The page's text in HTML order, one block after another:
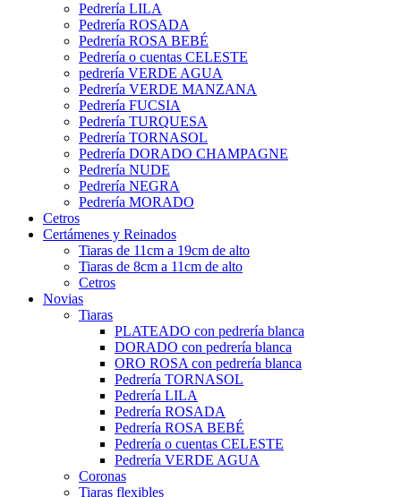
Pedrería LILA
Pedrería ROSADA
Pedrería ROSA BEBÉ
Pedrería o cuentas CELESTE
pedrería VERDE AGUA
Pedrería VERDE MANZANA
Pedrería FUCSIA
Pedrería TURQUESA
Pedrería TORNASOL
Pedrería DORADO CHAMPAGNE
Pedrería NUDE
Pedrería NEGRA
Pedrería MORADO
Cetros
Certámenes y Reinados
Tiaras de 11cm a 19cm de alto
Tiaras de 8cm a 11cm de alto
Cetros
Novias
Tiaras
PLATEADO con pedrería blanca
DORADO con pedrería blanca
ORO ROSA con pedrería blanca
Pedrería TORNASOL
Pedrería LILA
Pedrería ROSADA
Pedrería ROSA BEBÉ
Pedrería o cuentas CELESTE
Pedrería VERDE AGUA
Coronas
Tiaras flexibles